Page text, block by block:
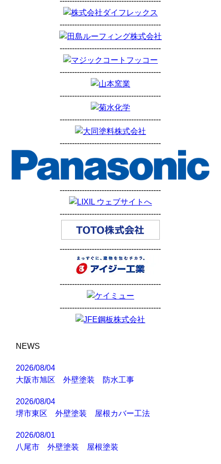
-----------------------------------------
-----------------------------------------
-----------------------------------------
-----------------------------------------
-----------------------------------------
-----------------------------------------
-----------------------------------------
-----------------------------------------
-----------------------------------------
-----------------------------------------
-----------------------------------------
NEWS
2026/08/04
大阪市旭区 外壁塗装 防水工事
2026/08/04
堺市東区 外壁塗装 屋根カバー工法
2026/08/01
八尾市 外壁塗装 屋根塗装